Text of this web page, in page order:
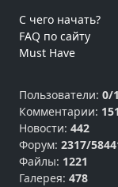
С чего начать?
FAQ по сайту
Must Have
Пользователи: 0/
Комментарии:
Новости: 442
Форум: 2317/
Файлы: 1221
Галерея: 478